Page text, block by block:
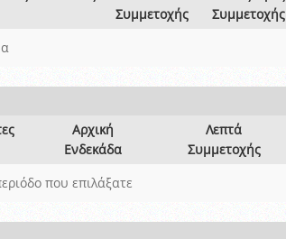
Συμμετοχής
Συμμετοχής
Αρχική
Ενδεκάδα
Λεπτά
Συμμετοχής
που επιλάξατε